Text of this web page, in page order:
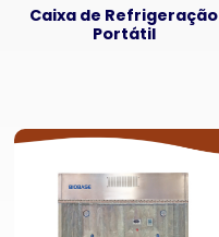
Caixa de Refrigeração
Portátil